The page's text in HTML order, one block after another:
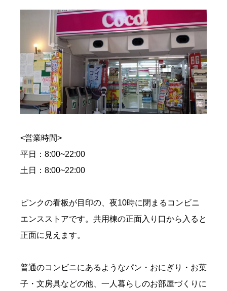
<営業時間>
平日：8:00~22:00
土日：8:00~22:00
ピンクの看板が目印の、夜10時に閉まるコンビニ
エンスストアです。共用棟の正面入り口から入ると
正面に見えます。
普通のコンビニにあるようなパン・おにぎり・お菓
子・文房具などの他、一人暮らしのお部屋づくりに